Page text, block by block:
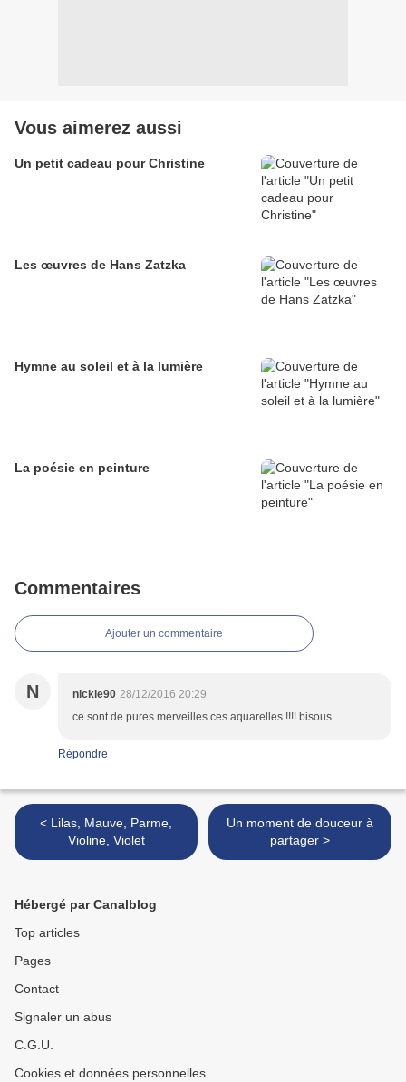
Vous aimerez aussi
Un petit cadeau pour Christine
Les œuvres de Hans Zatzka
Hymne au soleil et à la lumière
La poésie en peinture
Commentaires
Ajouter un commentaire
N nickie90 28/12/2016 20:29
ce sont de pures merveilles ces aquarelles !!!! bisous
Répondre
< Lilas, Mauve, Parme,
Violine, Violet
Un moment de douceur à
partager >
Hébergé par Canalblog
Top articles
Pages
Contact
Signaler un abus
C.G.U.
Cookies et données personnelles